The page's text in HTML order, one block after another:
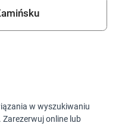
w wyszukiwaniu
online lub